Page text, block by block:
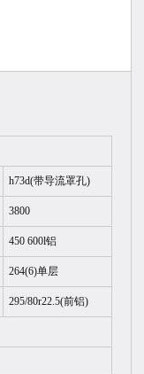
h73d(带导流罩孔)
3800
450 600l铝
264(6)单层
295/80r22.5(前铝)